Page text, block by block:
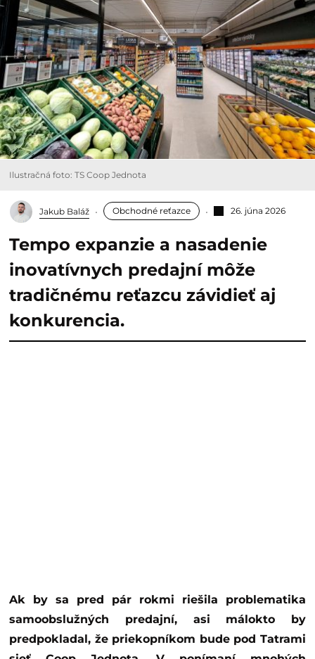
Ilustračná foto: TS Coop Jednota
Jakub Baláž Obchodné reťazce 26. júna 2026
Tempo expanzie a nasadenie
inovatívnych predajní môže
tradičnému reťazcu závidieť aj
konkurencia.
Ak by sa pred pár rokmi riešila problematika
samoobslužných predajní, asi málokto by
predpokladal, že priekopníkom bude pod Tatrami